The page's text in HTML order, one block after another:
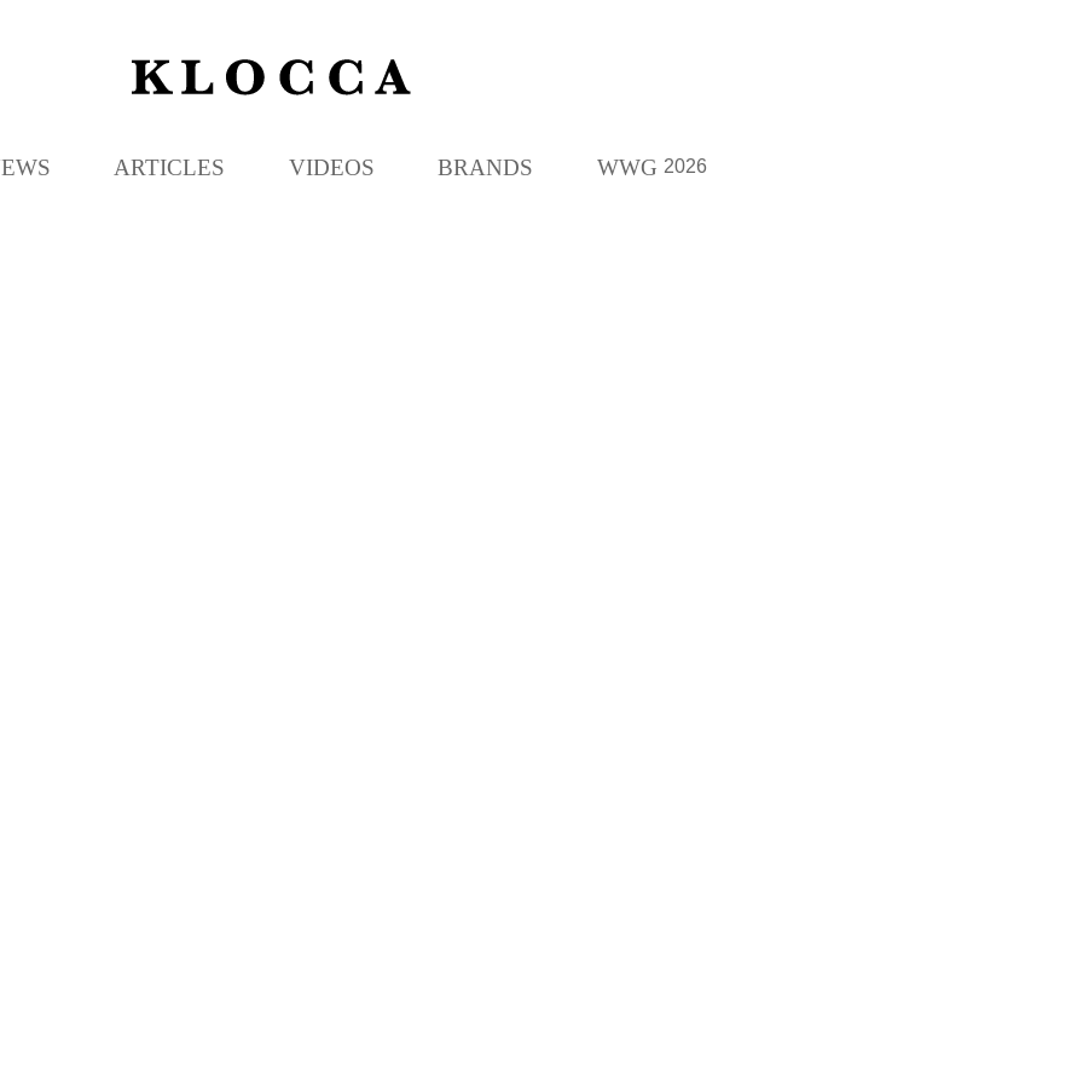
K
L
C
ARTICLES VIDEOS BRANDS WWG 2026